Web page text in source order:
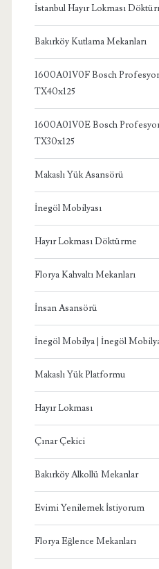
İstanbul Hayır Lokması
Bakırköy Kutlama Mekanları
1600A01V0F Bosch
TX40x125
1600A01V0E Bosch
TX30x125
Makaslı Yük Asansörü
İnegöl Mobilyası
Hayır Lokması Döktürme
Florya Kahvaltı Mekanları
İnsan Asansörü
İnegöl Mobilya | İnegöl
Makaslı Yük Platformu
Hayır Lokması
Çınar Çekici
Bakırköy Alkollü Mekanlar
Evimi Yenilemek İstiyorum
Florya Eğlence Mekanları